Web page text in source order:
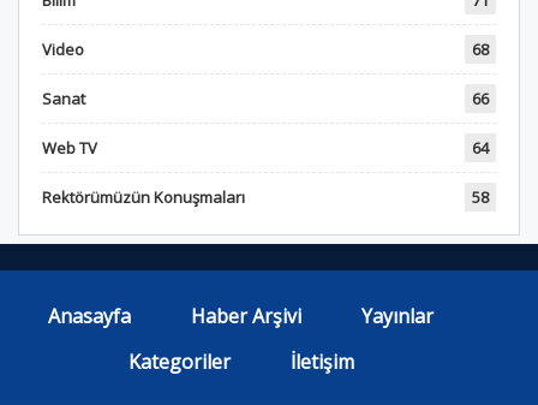
Video 68
Sanat 66
Web TV 64
Rektörümüzün Konuşmaları 58
Anasayfa Haber Arşivi
Yayınlar
Kategoriler
İletişim